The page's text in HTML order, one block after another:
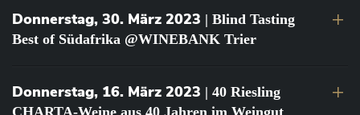
Donnerstag, 30. März 2023 | Blind Tasting
Best of Südafrika @WINEBANK Trier
Donnerstag, 16. März 2023 | 40 Riesling